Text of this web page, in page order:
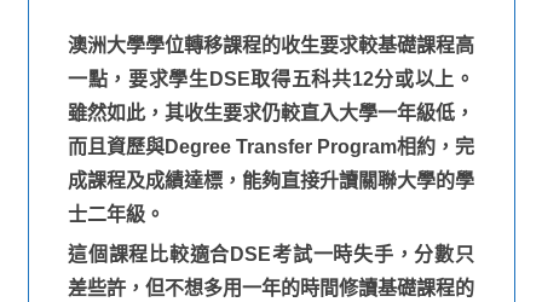
澳洲大學學位轉移課程的收生要求較基礎課程高
一點，要求學生DSE取得五科共12分或以上。
雖然如此，其收生要求仍較直入大學一年級低，
而且資歷與Degree Transfer Program相約，完
成課程及成績達標，能夠直接升讀關聯大學的學
士二年級。
這個課程比較適合DSE考試一時失手，分數只
差些許，但不想多用一年的時間修讀基礎課程的